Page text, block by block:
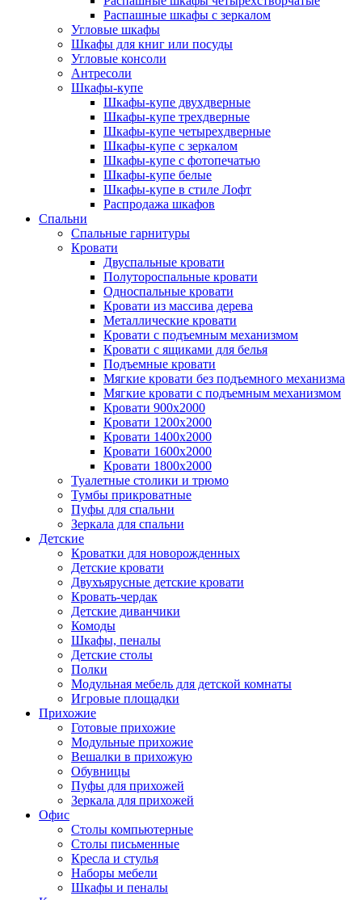
Распашные шкафы с зеркалом
Угловые шкафы
Шкафы для книг или посуды
Угловые консоли
Антресоли
Шкафы-купе
Шкафы-купе двухдверные
Шкафы-купе трехдверные
Шкафы-купе четырехдверные
Шкафы-купе с зеркалом
Шкафы-купе с фотопечатью
Шкафы-купе белые
Шкафы-купе в стиле Лофт
Распродажа шкафов
Спальни
Спальные гарнитуры
Кровати
Двуспальные кровати
Полутороспальные кровати
Односпальные кровати
Кровати из массива дерева
Металлические кровати
Кровати с подъемным механизмом
Кровати с ящиками для белья
Подъемные кровати
Мягкие кровати без подъемного механизма
Мягкие кровати с подъемным механизмом
Кровати 900х2000
Кровати 1200х2000
Кровати 1400х2000
Кровати 1600х2000
Кровати 1800х2000
Туалетные столики и трюмо
Тумбы прикроватные
Пуфы для спальни
Зеркала для спальни
Детские
Кроватки для новорожденных
Детские кровати
Двухъярусные детские кровати
Кровать-чердак
Детские диванчики
Комоды
Шкафы, пеналы
Детские столы
Полки
Модульная мебель для детской комнаты
Игровые площадки
Прихожие
Готовые прихожие
Модульные прихожие
Вешалки в прихожую
Обувницы
Пуфы для прихожей
Зеркала для прихожей
Офис
Столы компьютерные
Столы письменные
Кресла и стулья
Наборы мебели
Шкафы и пеналы